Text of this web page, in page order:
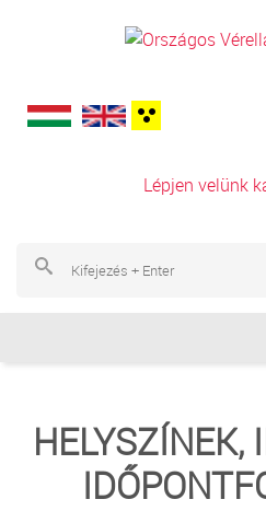
Lépjen velünk
VÉRADÁS
HELYSZÍNEK,